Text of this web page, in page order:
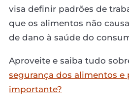
visa definir padrões de
que os alimentos não
de dano à saúde do
Aproveite e saiba tudo
segurança dos alimentos e
importante?